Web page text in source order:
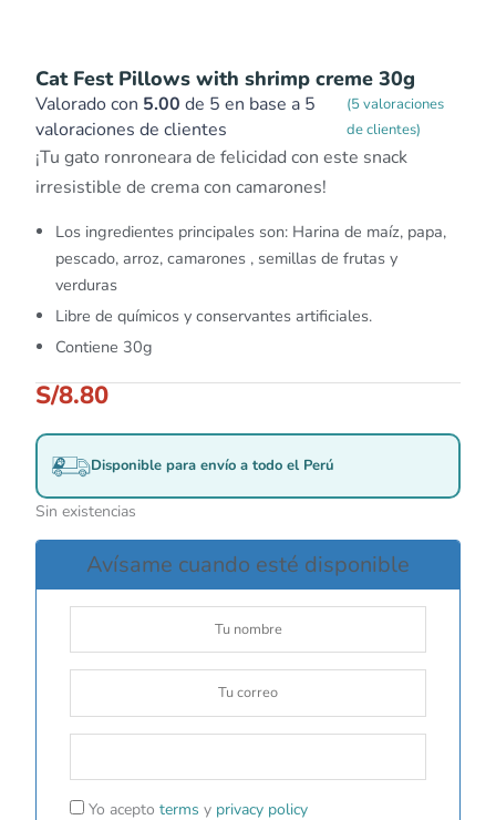
Cat Fest Pillows with shrimp creme 30g
Valorado con 5.00 de 5 en base a 5
valoraciones de clientes
(5valoraciones
de clientes)
¡Tu gato ronroneara de felicidad con este snack
irresistible de crema con camarones!
Los ingredientes principales son: Harina de maíz, papa,
pescado, arroz, camarones , semillas de frutas y
verduras
Libre de químicos y conservantes artificiales.
Contiene 30g
S/8.80
Disponible para envío a todo el Perú
Sin existencias
Avísame cuando esté disponible
Yo acepto terms y privacy policy